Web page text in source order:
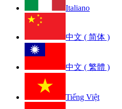
Italiano
中文 ( 简体 )
中文 ( 繁體 )
Tiếng Việt